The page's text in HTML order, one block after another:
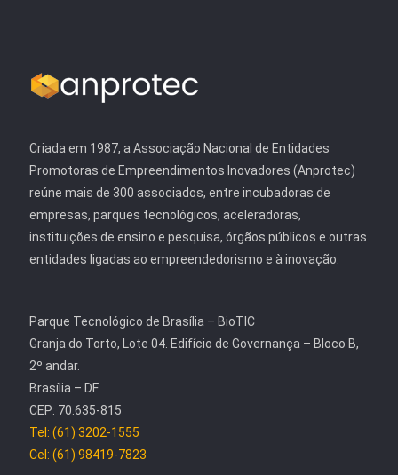
Criada em 1987, a Associação Nacional de Entidades
Promotoras de Empreendimentos Inovadores (Anprotec)
reúne mais de 300 associados, entre incubadoras de
empresas, parques tecnológicos, aceleradoras,
instituições de ensino e pesquisa, órgãos públicos e outras
entidades ligadas ao empreendedorismo e à inovação.
Parque Tecnológico de Brasília – BioTIC
Granja do Torto, Lote 04. Edifício de Governança – Bloco B,
2º andar.
Brasília – DF
CEP: 70.635-815
Tel: (61) 3202-1555
Cel: (61) 98419-7823